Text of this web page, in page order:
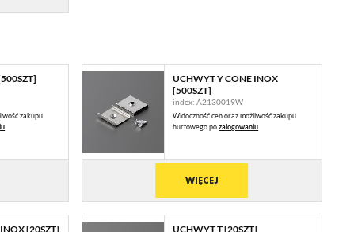
zakupu
UCHWYT Y CONE INOX
[500SZT]
index: A2130019W
Widoczność cen oraz możliwość zakupu
hurtowego pozalogowaniu
WIĘCEJ
[20SZT] UCHWYT T [20SZT]